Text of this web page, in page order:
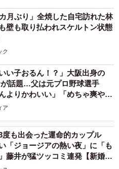
月ぶり」全焼した自宅訪れた林
も取り払われスケルトン状態
ク
い子おるん！？」大阪出身の
が話題…父は元プロ野球選手
よりかわいい」「めちゃ爽や
ア
度も出会った運命的カップル
「ジョージアの熱い夜」に「も
藤井が猛ツッコミ連発【新婚さ